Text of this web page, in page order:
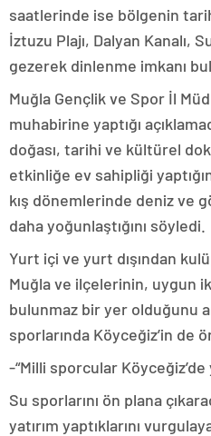
saatlerinde ise bölgenin
İztuzu Plajı, Dalyan Kanalı,
gezerek dinlenme imkanı
Muğla Gençlik ve Spor İl
muhabirine yaptığı
doğası, tarihi ve kültürel
etkinliğe ev sahipliği
kış dönemlerinde deniz ve
daha yoğunlaştığını söyledi.
Yurt içi ve yurt dışından
Muğla ve ilçelerinin, uygun
bulunmaz bir yer olduğunu
sporlarında Köyceğiz’in de
-“Milli sporcular
Su sporlarını ön plana
yatırım yaptıklarını